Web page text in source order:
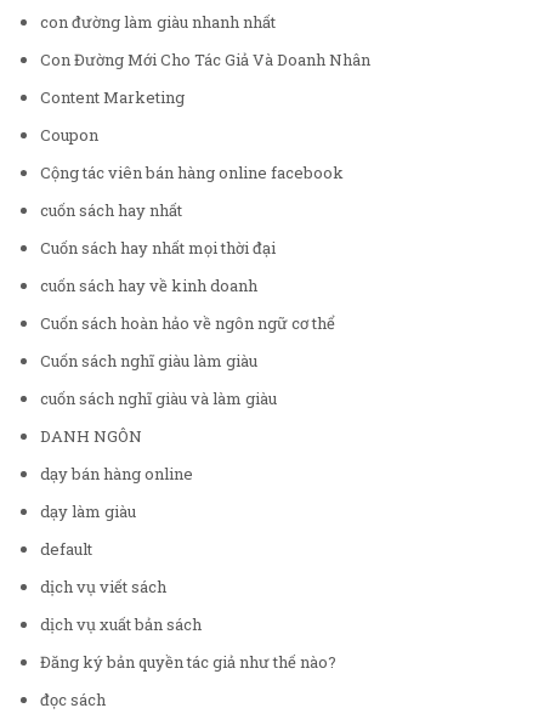
con đường làm giàu nhanh nhất
Con Đường Mới Cho Tác Giả Và Doanh Nhân
Content Marketing
Coupon
Cộng tác viên bán hàng online facebook
cuốn sách hay nhất
Cuốn sách hay nhất mọi thời đại
cuốn sách hay về kinh doanh
Cuốn sách hoàn hảo về ngôn ngữ cơ thể
Cuốn sách nghĩ giàu làm giàu
cuốn sách nghĩ giàu và làm giàu
DANH NGÔN
dạy bán hàng online
dạy làm giàu
default
dịch vụ viết sách
dịch vụ xuất bản sách
Đăng ký bản quyền tác giả như thế nào?
đọc sách